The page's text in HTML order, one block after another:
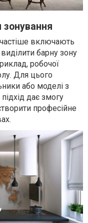
включають
барну зону
робочої
Для цього
або моделі з
дає змогу
професійне